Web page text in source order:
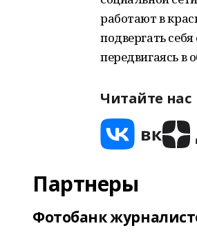
работают в
подвергать
передвигаясь в
Читайте нас
Партнеры
Фотобанк